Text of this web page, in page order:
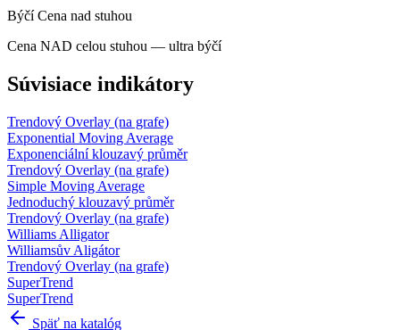
BýčíCena nad stuhou
Cena NAD celou stuhou — ultra býčí
Súvisiace indikátory
Trendový Overlay (na grafe)
Exponential Moving Average
Exponenciální klouzavý průměr
Trendový Overlay (na grafe)
Simple Moving Average
Jednoduchý klouzavý průměr
Trendový Overlay (na grafe)
Williams Alligator
Williamsův Aligátor
Trendový Overlay (na grafe)
SuperTrend
SuperTrend
Späť na katalóg